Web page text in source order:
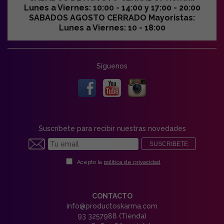
Lunes a Viernes: 10:00 - 14:00 y 17:00 - 20:00
SABADOS AGOSTO CERRADO Mayoristas:
Lunes a Viernes: 10 - 18:00
Síguenos
Suscríbete para recibir nuestras novedades
SUSCRIBETE
Acepto la política de privacidad
CONTACTO
info@productoskarma.com
93 3257988 (Tienda)